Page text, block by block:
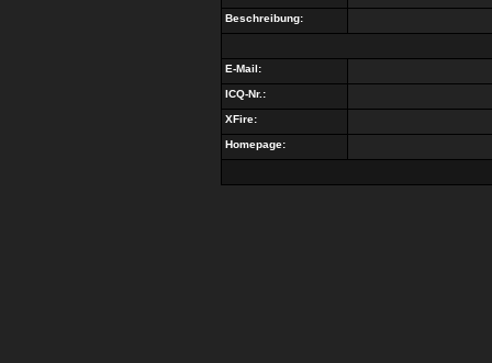
Beschreibung:
E-Mail:
ICQ-Nr.:
XFire:
Homepage: